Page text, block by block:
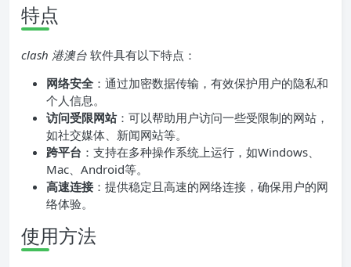
特点
clash 港澳台 软件具有以下特点：
网络安全 ：通过加密数据传输，有效保护用户的隐私和
个人信息。
访问受限网站：可以帮助用户访问一些受限制的网站，
如社交媒体、新闻网站等。
跨平台 ：支持在多种操作系统上运行，如Windows、
Mac、Android等。
高速连接 ：提供稳定且高速的网络连接，确保用户的网
络体验。
使用方法